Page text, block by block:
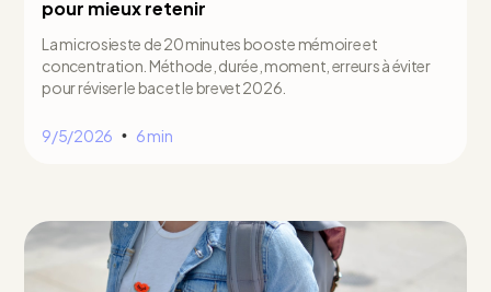
pour mieux retenir
La microsieste de 20 minutes booste mémoire et
concentration. Méthode, durée, moment, erreurs à éviter
pour réviser le bac et le brevet 2026.
9/5/2026 • 6 min